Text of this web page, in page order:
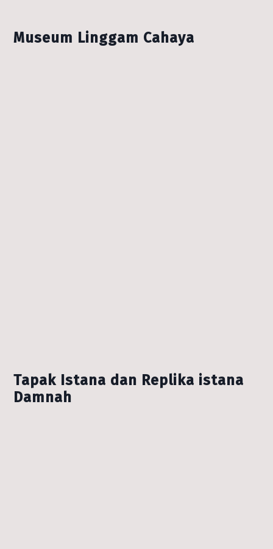
Museum Linggam Cahaya
Tapak Istana dan Replika istana
Damnah